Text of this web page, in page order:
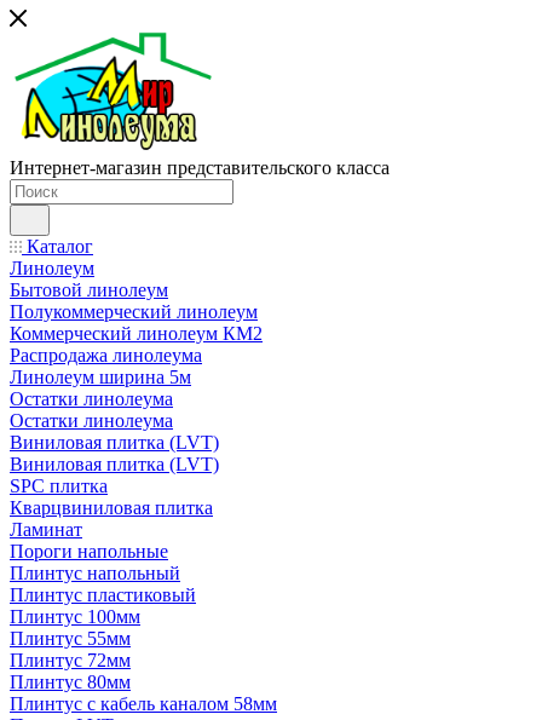
Интернет-магазин представительского класса
Каталог
Линолеум
Бытовой линолеум
Полукоммерческий линолеум
Коммерческий линолеум КМ2
Распродажа линолеума
Линолеум ширина 5м
Остатки линолеума
Остатки линолеума
Виниловая плитка (LVT)
Виниловая плитка (LVT)
SPC плитка
Кварцвиниловая плитка
Ламинат
Пороги напольные
Плинтус напольный
Плинтус пластиковый
Плинтус 100мм
Плинтус 55мм
Плинтус 72мм
Плинтус 80мм
Плинтус с кабель каналом 58мм